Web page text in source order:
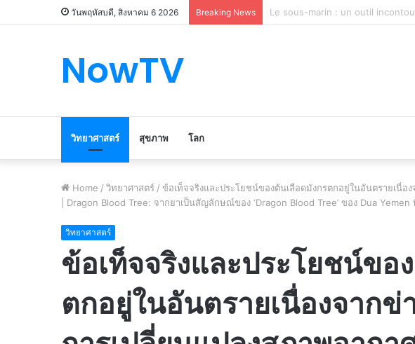
วันพฤหัสบดี, สิงหาคม 6 2026 Breaking News Le marché du véhicule
NowTV
วิทยาศาสตร์ สุขภาพ โลก
Home / วิทยาศาสตร์ / ข้อเท็จจริงและประโยชน์ของต้นเลือดมังกรตกอยู่ในอันตรายเนื่อ
| Dragon Blood Tree: จากยาเป็นสัญลักษณ์ของ ‘Dragon Blood Tree’ ของ Dua
วิทยาศาสตร์
ข้อเท็จจริงและประโยชน์ขอ
ตกอยู่ในอันตรายเนื่องจากข่